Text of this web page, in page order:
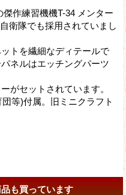
作練習機機T-34 メンター
衛隊でも採用されていまし
トを繊細なディテールで
ネルはエッチングパーツ
がセットされています。
等)付属。旧ミニクラフト
も買っています